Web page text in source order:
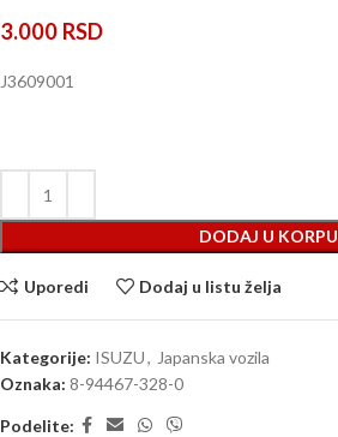
3.000 RSD
J3609001
DODAJ U KORPU
Uporedi Dodaj u listu želja
Kategorije: ISUZU, Japanska vozila
Oznaka: 8-94467-328-0
Podelite: